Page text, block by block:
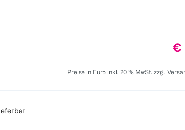
€
Preise in Euro inkl. 20 % MwSt. zzgl.